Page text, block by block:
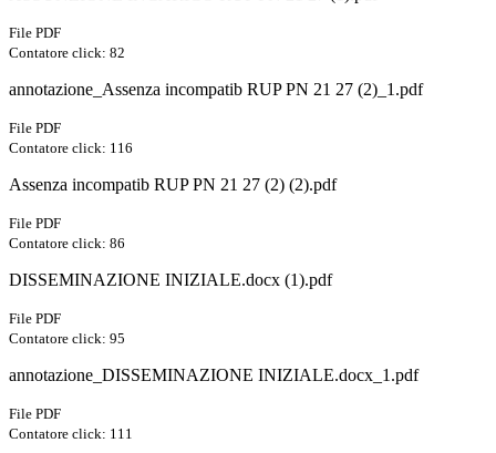
File PDF
Contatore click: 82
annotazione_Assenza incompatib RUP PN 21 27 (2)_1.pdf
File PDF
Contatore click: 116
Assenza incompatib RUP PN 21 27 (2) (2).pdf
File PDF
Contatore click: 86
DISSEMINAZIONE INIZIALE.docx (1).pdf
File PDF
Contatore click: 95
annotazione_DISSEMINAZIONE INIZIALE.docx_1.pdf
File PDF
Contatore click: 111